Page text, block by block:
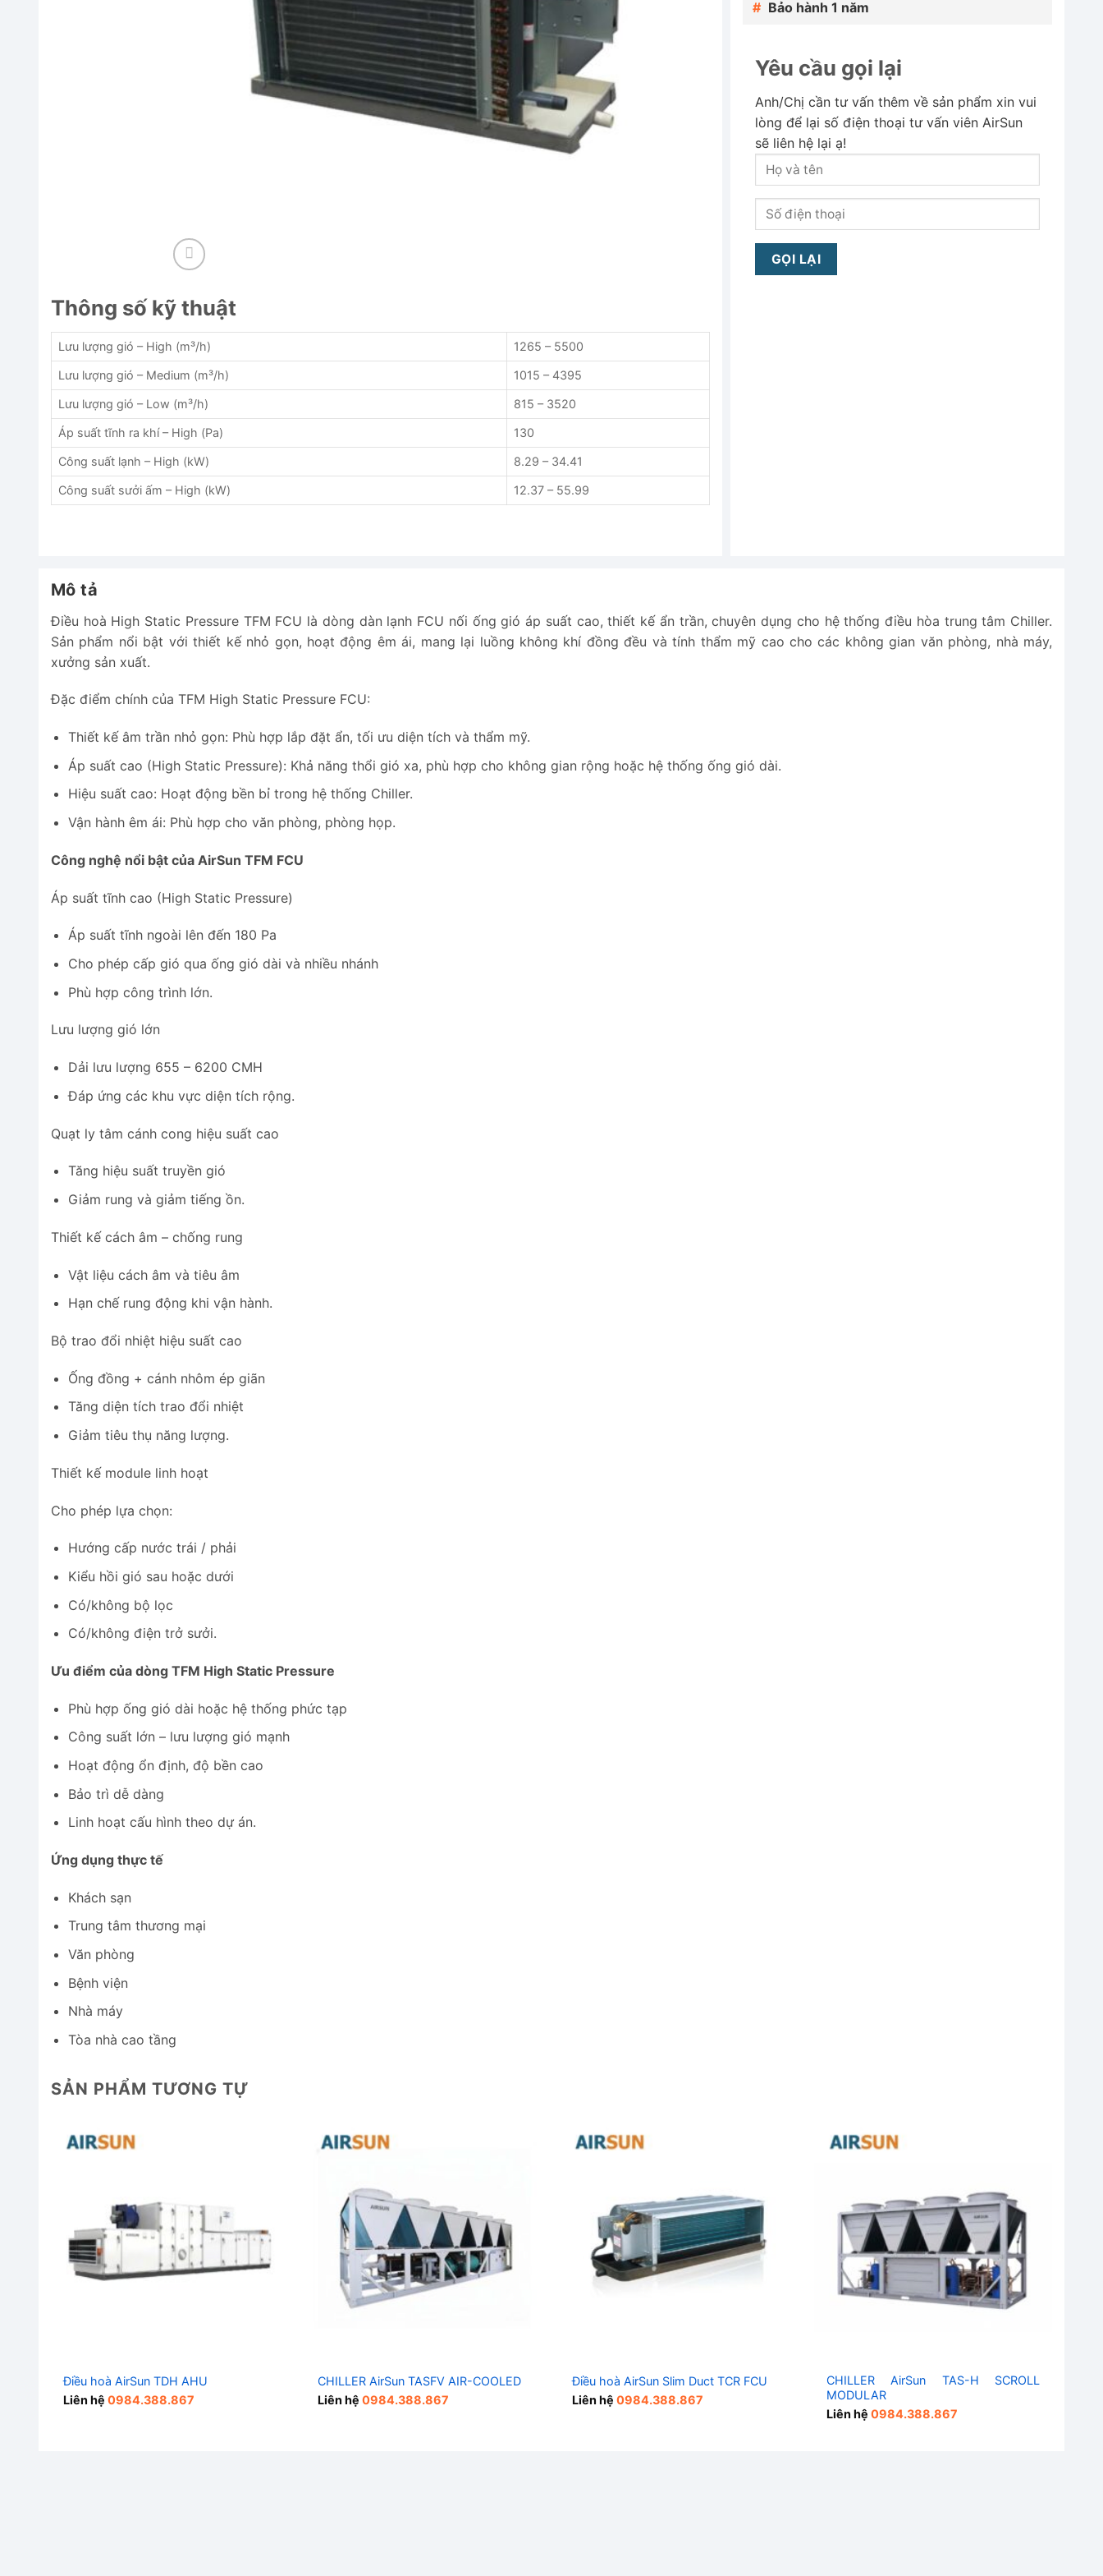
Thông số kỹ thuật
Lưu lượng gió – High (m³/h) 1265 – 5500
Lưu lượng gió – Medium (m³/h) 1015 – 4395
Lưu lượng gió – Low (m³/h) 815 – 3520
Áp suất tĩnh ra khí – High (Pa) 130
Công suất lạnh – High (kW) 8.29 – 34.41
Công suất sưởi ấm – High (kW) 12.37 – 55.99
Bảo hành 1 năm
Yêu cầu gọi lại
Anh/Chị cần tư vấn thêm về sản phẩm xin vui
lòng để lại số điện thoại tư vấn viên AirSun
sẽ liên hệ lại ạ!
Mô tả
Điều hoà High Static Pressure TFM FCU là dòng dàn lạnh FCU nối ống gió áp suất cao, thiết kế ẩn trần, chuyên dụng cho hệ thống điều hòa trung tâm Chiller.
Sản phẩm nổi bật với thiết kế nhỏ gọn, hoạt động êm ái, mang lại luồng không khí đồng đều và tính thẩm mỹ cao cho các không gian văn phòng, nhà máy,
xưởng sản xuất.
Đặc điểm chính của TFM High Static Pressure FCU:
Thiết kế âm trần nhỏ gọn: Phù hợp lắp đặt ẩn, tối ưu diện tích và thẩm mỹ.
Áp suất cao (High Static Pressure): Khả năng thổi gió xa, phù hợp cho không gian rộng hoặc hệ thống ống gió dài.
Hiệu suất cao: Hoạt động bền bỉ trong hệ thống Chiller.
Vận hành êm ái: Phù hợp cho văn phòng, phòng họp.
Công nghệ nổi bật của AirSun TFM FCU
Áp suất tĩnh cao (High Static Pressure)
Áp suất tĩnh ngoài lên đến 180 Pa
Cho phép cấp gió qua ống gió dài và nhiều nhánh
Phù hợp công trình lớn.
Lưu lượng gió lớn
Dải lưu lượng 655 – 6200 CMH
Đáp ứng các khu vực diện tích rộng.
Quạt ly tâm cánh cong hiệu suất cao
Tăng hiệu suất truyền gió
Giảm rung và giảm tiếng ồn.
Thiết kế cách âm – chống rung
Vật liệu cách âm và tiêu âm
Hạn chế rung động khi vận hành.
Bộ trao đổi nhiệt hiệu suất cao
Ống đồng + cánh nhôm ép giãn
Tăng diện tích trao đổi nhiệt
Giảm tiêu thụ năng lượng.
Thiết kế module linh hoạt
Cho phép lựa chọn:
Hướng cấp nước trái / phải
Kiểu hồi gió sau hoặc dưới
Có/không bộ lọc
Có/không điện trở sưởi.
Ưu điểm của dòng TFM High Static Pressure
Phù hợp ống gió dài hoặc hệ thống phức tạp
Công suất lớn – lưu lượng gió mạnh
Hoạt động ổn định, độ bền cao
Bảo trì dễ dàng
Linh hoạt cấu hình theo dự án.
Ứng dụng thực tế
Khách sạn
Trung tâm thương mại
Văn phòng
Bệnh viện
Nhà máy
Tòa nhà cao tầng
SẢN PHẨM TƯƠNG TỰ
Điều hoà AirSun TDH AHU
Liên hệ 0984.388.867
CHILLER AirSun TASFV AIR-COOLED
Liên hệ 0984.388.867
Điều hoà AirSun Slim Duct TCR FCU
Liên hệ 0984.388.867
CHILLER AirSun TAS-H SCROLL
MODULAR
Liên hệ 0984.388.867